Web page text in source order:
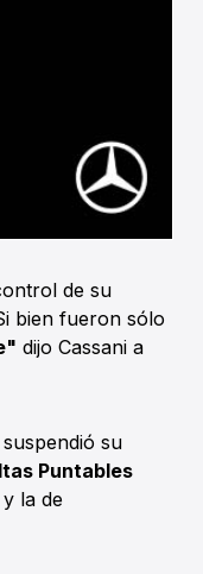
de su
bien fueron sólo
dijo Cassani a
su
Puntables
la de